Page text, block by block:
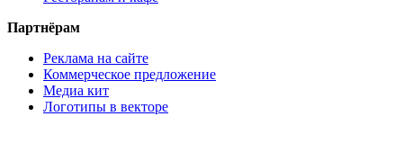
Партнёрам
Реклама на сайте
Коммерческое предложение
Медиа кит
Логотипы в векторе